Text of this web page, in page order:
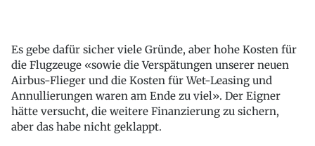
Es gebe dafür sicher viele Gründe, aber hohe Kosten für
die Flugzeuge «sowie die Verspätungen unserer neuen
Airbus-Flieger und die Kosten für Wet-Leasing und
Annullierungen waren am Ende zu viel». Der Eigner
hätte versucht, die weitere Finanzierung zu sichern,
aber das habe nicht geklappt.